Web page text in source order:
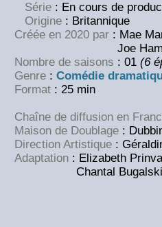
Série : En cours de
Origine : Britannique
Créée en 2020 par : Mae
Joe
Nombre de saisons : 01 (6
Genre : Comédie
Format : 25 min
Chaîne de diffusion en
Maison de Doublage :
Direction Artistique :
Adaptation : Elizabeth
Chantal Bugalski